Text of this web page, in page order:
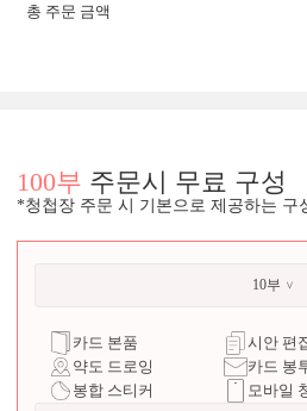
총 주문 금액
100부 주문시 무료 구성
*청첩장 주문 시 기본으로 제공하는 구
10부
카드 본품
시안 편
약도 드로잉
카드 봉
봉합 스티커
모바일